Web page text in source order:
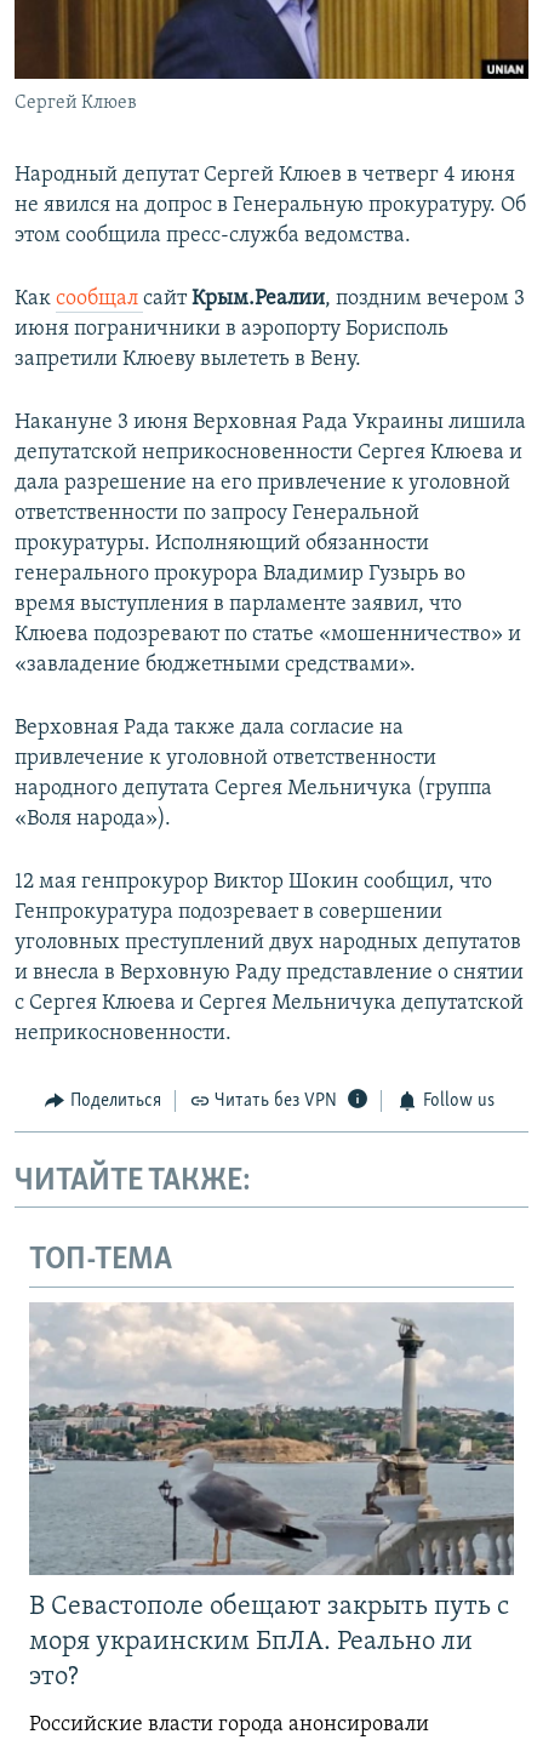
ПОБЕДИТЕЛЕЙ НЕ СУДЯТ?
КРЫМ.НЕПОКОРЕННЫЙ
ELIFBE
ПРИСОЕДИНЯЙТЕСЬ!
Все сайты RFE/RL
Сергей Клюев
Народный депутат Сергей Клюев в четверг 4 июня
не явился на допрос в Генеральную прокуратуру. Об
этом сообщила пресс-служба ведомства.
Как сообщал сайтКрым.Реалии, поздним вечером 3
июня пограничники в аэропорту Борисполь
запретили Клюеву вылететь в Вену.
Накануне 3 июня Верховная Рада Украины лишила
депутатской неприкосновенности Сергея Клюева и
дала разрешение на его привлечение к уголовной
ответственности по запросу Генеральной
прокуратуры. Исполняющий обязанности
генерального прокурора Владимир Гузырь во
время выступления в парламенте заявил, что
Клюева подозревают по статье «мошенничество» и
«завладение бюджетными средствами».
Верховная Рада также дала согласие на
привлечение к уголовной ответственности
народного депутата Сергея Мельничука (группа
«Воля народа»).
12 мая генпрокурор Виктор Шокин сообщил, что
Генпрокуратура подозревает в совершении
уголовных преступлений двух народных депутатов
и внесла в Верховную Раду представление о снятии
с Сергея Клюева и Сергея Мельничука депутатской
неприкосновенности.
Поделиться Читать без VPN Follow us
ЧИТАЙТЕ ТАКЖЕ:
ТОП-ТЕМА
В Севастополе обещают закрыть путь с
моря украинским БпЛА. Реально ли
это?
Российские власти города анонсировали